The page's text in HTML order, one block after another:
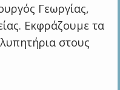
Γεωργίας,
Εκφράζουμε τα
στους